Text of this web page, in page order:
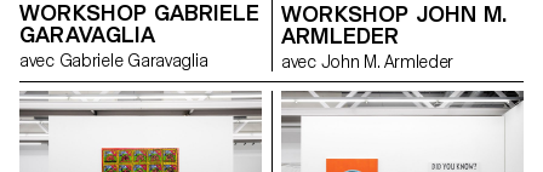
travers la fascination de
l’évolution et de la dégradation
corporelles, on découvre des
environnements picturaux,
figuratifs et chimériques, qui
explorent la relation de
l’imaginaire et des liens
maternels. Pour reprendre les
WORKSHOP GABRIELE
GARAVAGLIA
avec Gabriele Garavaglia
WORKSHOP JOHN M.
ARMLEDER
avec John M. Armleder